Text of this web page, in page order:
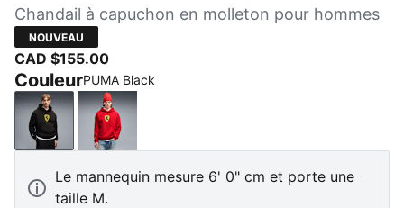
Chandail à capuchon en molleton pour hommes
NOUVEAU
CAD $155.00
CouleurPUMA Black
PUMA BlackRosso Corsa
Le mannequin mesure 6' 0" cm et porte une
taille M.